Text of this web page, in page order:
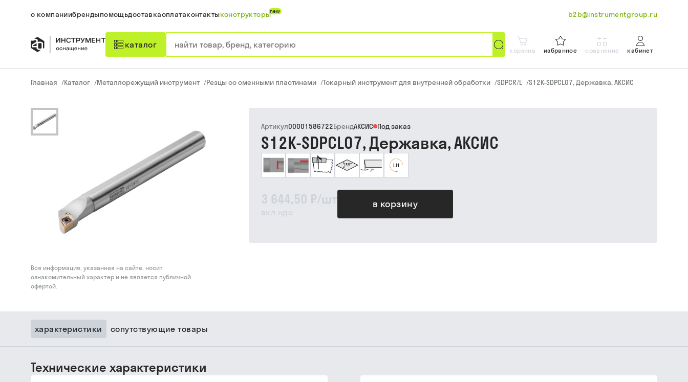
о компаниибрендыпомощьдоставкаоплатаконтактыконструкторыnew b2b@instrumentgroup.ru
каталог
корзина избранное сравнение кабинет
Главная /Каталог /Металлорежущий инструмент /Резцы со сменными пластинами /Токарный инструмент для внутренней обработки /SDPCR/L /S12K-SDPCL07, Державка, АКСИС
Вся информация, указанная на сайте, носит
ознакомительный характер и не является публичной
офертой.
3 644,50 ₽/шт
вкл ндс
в корзину
Артикул00001586722БрендАКСИС Под заказ
S12K-SDPCL07, Державка, АКСИС
характеристики сопутствующие товары
Технические характеристики